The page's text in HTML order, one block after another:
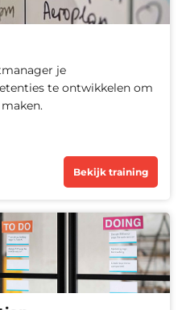
je
te ontwikkelen om
Bekijk training